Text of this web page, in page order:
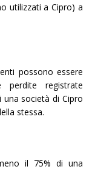
utilizzati a Cipro) a
possono essere
registrate
una società di Cipro
stessa.
il 75% di una